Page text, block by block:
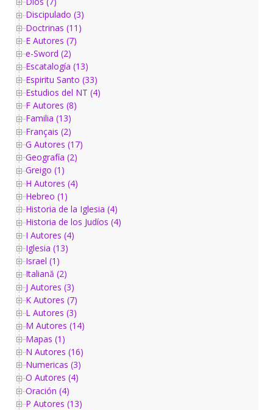
Discipulado (3)
Doctrinas (11)
E Autores (7)
e-Sword (2)
Escatalogía (13)
Espiritu Santo (33)
Estudios del NT (4)
F Autores (8)
Familia (13)
Français (2)
G Autores (17)
Geografía (2)
Greigo (1)
H Autores (4)
Hebreo (1)
Historia de la Iglesia (4)
Historia de los Judíos (4)
I Autores (4)
Iglesia (13)
Israel (1)
Italiană (2)
J Autores (3)
K Autores (7)
L Autores (3)
M Autores (14)
Mapas (1)
N Autores (16)
Numericas (3)
O Autores (4)
Oración (4)
P Autores (13)